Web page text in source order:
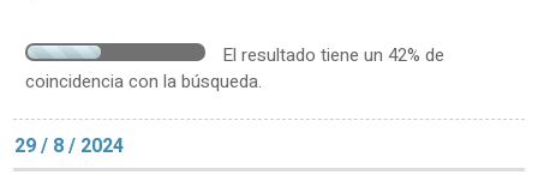
El resultado tiene un 42% de
coincidencia con la búsqueda.
29 / 8 / 2024